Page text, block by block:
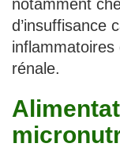
notamment
d’insuffisance
inflammatoires
rénale.